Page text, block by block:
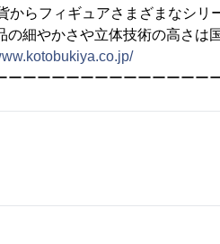
らフィギュアさまざまなシリ
細やかさや立体技術の高さは
ーーーーーーーーーーーーーー